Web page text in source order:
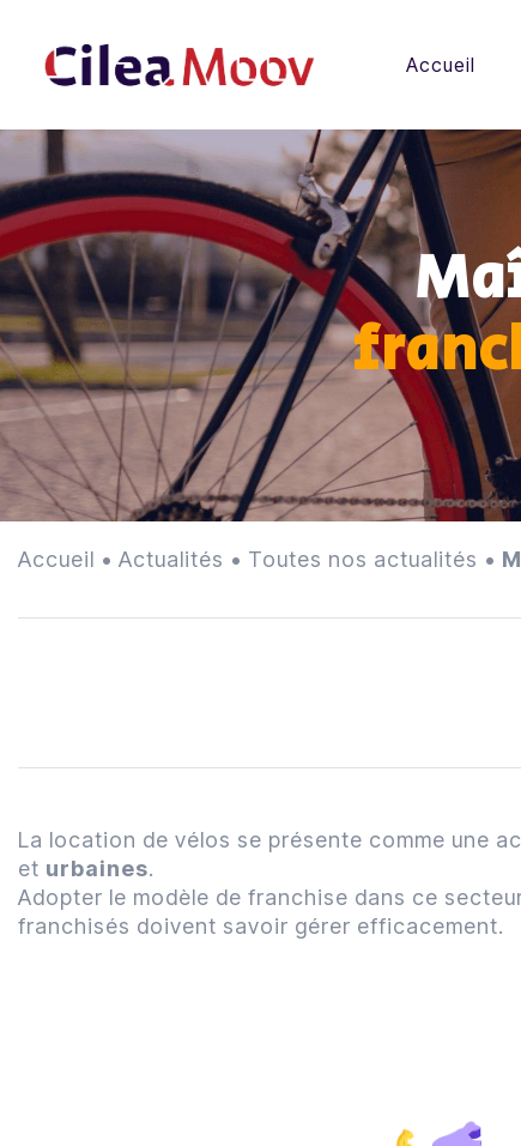
Accueil
Accueil
Notre solution
Les avantages
Nos Partenaires
Actualités
Contact
Accueil • Actualités • Toutes nos actualités •
La location de vélos se présente comme une
et urbaines.
Adopter le modèle de franchise dans ce
franchisés doivent savoir gérer efficacement.